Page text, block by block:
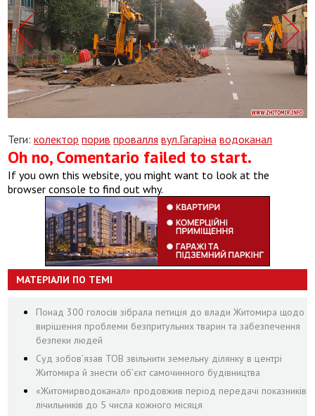
Теги:колектор порив провалля вул.Гагаріна водоканал
Oh no, Comentario failed to start.
If you own this website, you might want to look at the
browser console to find out why.
МАТЕРІАЛИ ПО ТЕМІ
Понад 300 голосів зібрала петиція до влади Житомира щодо
вирішення проблеми безпритульних тварин та забезпечення
безпеки людей
Суд зобов’язав ТОВ звільнити земельну ділянку в центрі
Житомира й знести об’єкт самочинного будівництва
«Житомирводоканал» продовжив період передачі показників
лічильників до 5 числа кожного місяця